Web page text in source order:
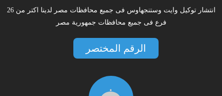
انتشار توكيل وايت وستنجهاوس فى جميع محافظات مصر لدينا اكتر من 26
فرع فى جميع محافظات جمهورية مصر
الرقم المختصر